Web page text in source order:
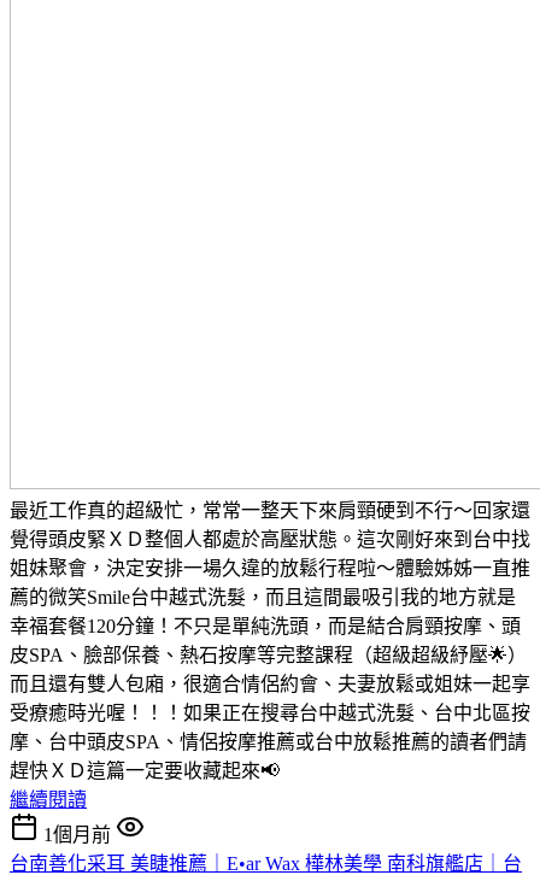
最近工作真的超級忙，常常一整天下來肩頸硬到不行～回家還
覺得頭皮緊ＸＤ整個人都處於高壓狀態。這次剛好來到台中找
姐妹聚會，決定安排一場久違的放鬆行程啦～體驗姊姊一直推
薦的微笑Smile台中越式洗髮，而且這間最吸引我的地方就是
幸福套餐120分鐘！不只是單純洗頭，而是結合肩頸按摩、頭
皮SPA、臉部保養、熱石按摩等完整課程（超級超級紓壓🌟）
而且還有雙人包廂，很適合情侶約會、夫妻放鬆或姐妹一起享
受療癒時光喔！！！如果正在搜尋台中越式洗髮、台中北區按
摩、台中頭皮SPA、情侶按摩推薦或台中放鬆推薦的讀者們請
趕快ＸＤ這篇一定要收藏起來📢
繼續閱讀
1個月前
台南善化采耳 美睫推薦｜E•ar Wax 樺林美學 南科旗艦店｜台